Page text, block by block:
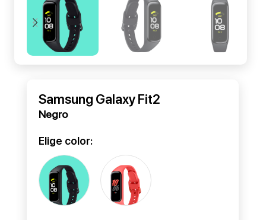
Samsung Galaxy Fit2
Negro
Elige color: